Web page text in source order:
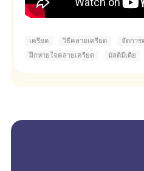
เครียด วิธีคลายเครียด จัดการ
ฝึกหายใจคลายเครียด
มัลติมีเดีย